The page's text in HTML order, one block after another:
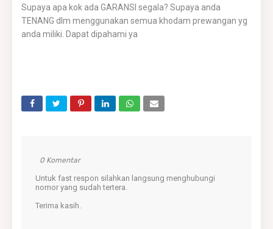
Supaya apa kok ada GARANSI segala? Supaya anda
TENANG dlm menggunakan semua khodam prewangan yg
anda miliki. Dapat dipahami ya
0 Komentar
Untuk fast respon silahkan langsung menghubungi
nomor yang sudah tertera.
Terima kasih.